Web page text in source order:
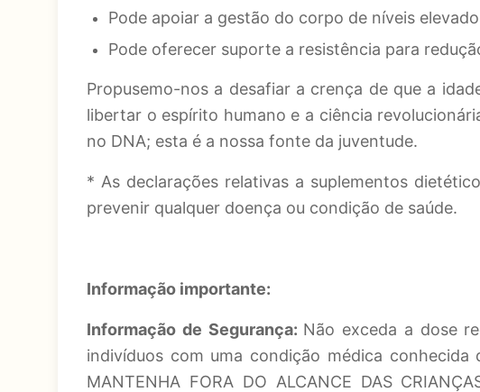
Pode apoiar a gestão do corpo de níveis
Pode oferecer suporte a resistência para
Propusemo-nos a desafiar a crença de que a
libertar o espírito humano e a ciência
no DNA; esta é a nossa fonte da juventude.
* As declarações relativas a suplementos
prevenir qualquer doença ou condição de saúde.
Informação importante:
Informação de Segurança: Não exceda a dose
indivíduos com uma condição médica
MANTENHA FORA DO ALCANCE DAS